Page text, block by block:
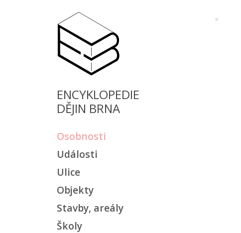
ENCYKLOPEDIE
DĚJIN BRNA
Osobnosti
Události
Ulice
Objekty
Stavby, areály
Školy